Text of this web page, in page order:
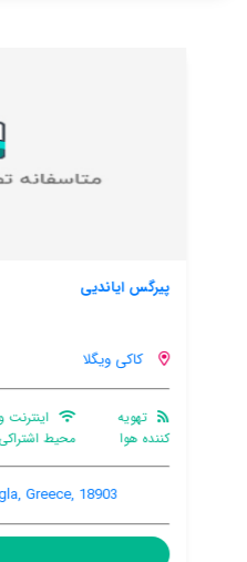
پیرگس ایاندیی
کاکی ویگلا
تهویه
کننده هوا
اینترنت وای
محیط اشتراکی
Greece, 18903